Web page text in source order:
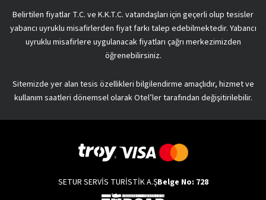
Belirtilen fiyatlar T.C. ve K.K.T.C. vatandaşları için geçerli olup tesisler
yabancı uyruklu misafirlerden fiyat farkı talep edebilmektedir. Yabancı
uyruklu misafirlere uygulanacak fiyatları çağrı merkezimizden
öğrenebilirsiniz.
Sitemizde yer alan tesis özellikleri bilgilendirme amaçlıdır, hizmet ve
kullanım saatleri dönemsel olarak Otel’ler tarafından değişitirilebilir.
SETUR SERVİS TURİSTİK A.ŞBelge No: 728